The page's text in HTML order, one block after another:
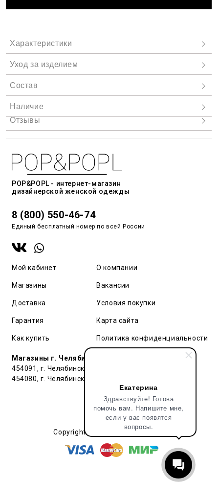
Екатерина
Здравствуйте! Готова
помочь вам. Напишите мне,
если у вас появятся
вопросы.
POP&POPL - интернет-магазин
дизайнерской женской одежды
8 (800) 550-46-74
Единый бесплатный номер по всей России
Мой кабинет
Магазины
Доставка
Гарантия
Как купить
О компании
Вакансии
Условия покупки
Карта сайта
Политика конфиденциальности
Магазины г. Челябинск:
454091, г. Челябинск, ул. Труда, 91 БЦ Гардероб
454080, г. Челябинск, ул. Тернопольская , д. 6
Copyright © 2018 - 2026 Pop&Popl